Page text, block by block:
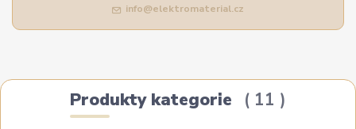
info@elektromaterial.cz
Produkty kategorie 11